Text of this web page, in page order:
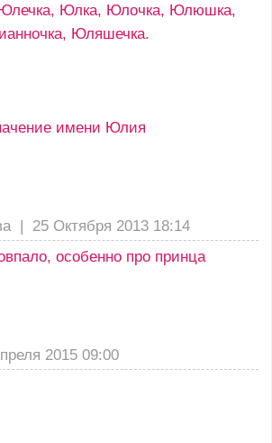
Юлка, Юлочка, Юлюшка,
Юляшечка.
имени Юлия
| 25 Октября 2013 18:14
особенно про принца
2015 09:00